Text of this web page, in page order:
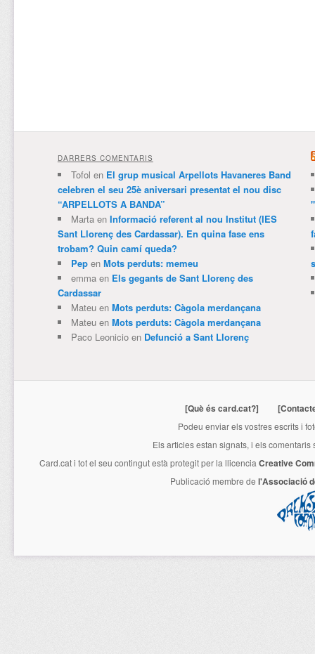
DARRERS COMENTARIS
Tofol en El grup musical Arpellots Havaneres Band
celebren el seu 25è aniversari presentat el nou disc
“ARPELLOTS A BANDA”
Martaen Informació referent al nou Institut (IES
Sant Llorenç des Cardassar). En quina fase ens
trobam? Quin camí queda?
Pepen Mots perduts: memeu
emmaen Els gegants de Sant Llorenç des
Cardassar
Mateuen Mots perduts: Càgola merdançana
Mateuen Mots perduts: Càgola merdançana
Paco Leonicioen Defunció a Sant Llorenç
[Què és card.cat?]
Podeu enviar els vostres escrits i
Els articles estan signats, i els
Card.cati tot el seu contingut està protegit per la llicencia Creative
Publicació membre de l'Associació